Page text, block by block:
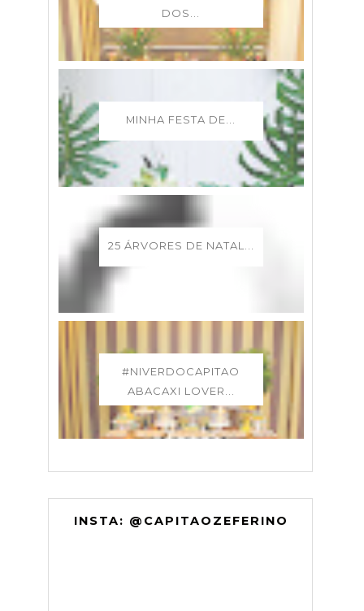
DOS...
MINHA FESTA DE...
25 ÁRVORES DE NATAL...
#NIVERDOCAPITAO
ABACAXI LOVER...
INSTA: @CAPITAOZEFERINO